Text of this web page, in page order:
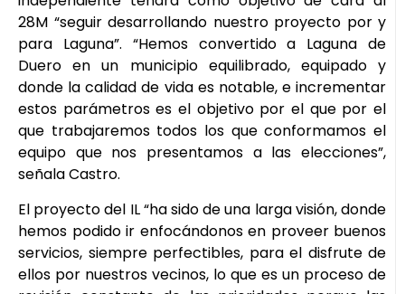
28M “seguir desarrollando nuestro proyecto por y
para Laguna”. “Hemos convertido a Laguna de
Duero en un municipio equilibrado, equipado y
donde la calidad de vida es notable, e incrementar
estos parámetros es el objetivo por el que por el
que trabajaremos todos los que conformamos el
equipo que nos presentamos a las elecciones”,
señala Castro.
El proyecto del IL “ha sido de una larga visión, donde
hemos podido ir enfocándonos en proveer buenos
servicios, siempre perfectibles, para el disfrute de
ellos por nuestros vecinos, lo que es un proceso de